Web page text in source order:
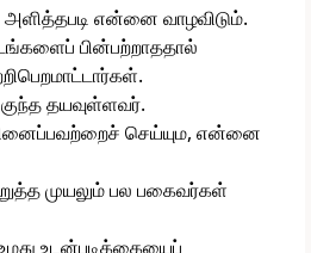
அளித்தபடி என்னை வாழவிடும்.
பின்பற்றாததால்
தயவுள்ளவர்.
செய்யும, என்னை
முயலும் பல பகைவர்கள்
உடன்படிக்கையைப்